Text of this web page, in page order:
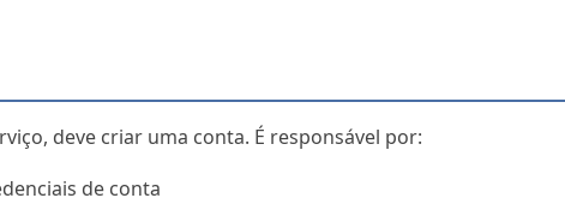
deve criar uma conta. É responsável por:
de conta